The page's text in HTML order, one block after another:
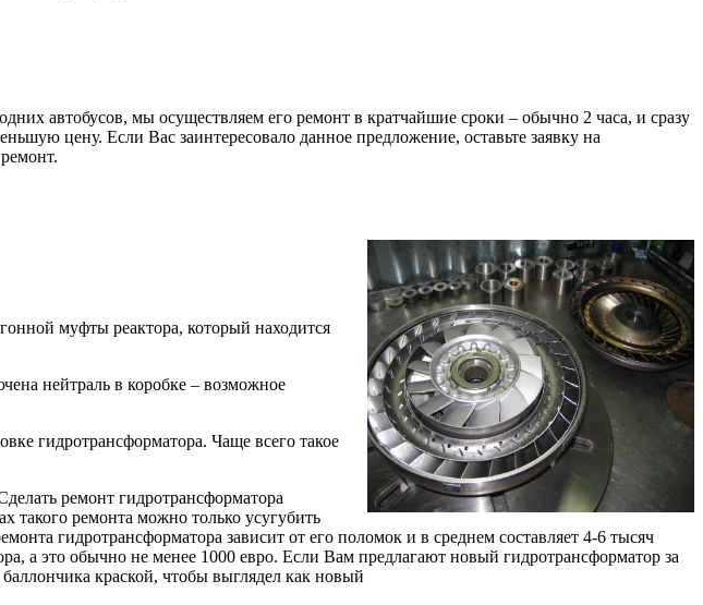
автобусов, мы осуществляем его ремонт в кратчайшие сроки – обычно 2 часа, и сразу
цену. Если Вас заинтересовало данное предложение, оставьте заявку на
муфты реактора, который находится
нейтраль в коробке – возможное
гидротрансформатора. Чаще всего такое
ремонт гидротрансформатора
такого ремонта можно только усугубить
гидротрансформатора зависит от его поломок и в среднем составляет 4-6 тысяч
а это обычно не менее 1000 евро. Если Вам предлагают новый гидротрансформатор за
краской, чтобы выглядел как новый